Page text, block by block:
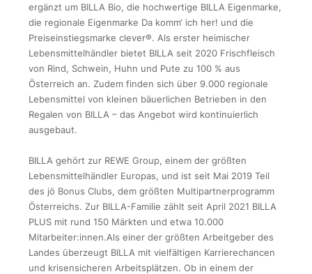
ergänzt um BILLA Bio, die hochwertige BILLA Eigenmarke,
die regionale Eigenmarke Da komm‘ ich her! und die
Preiseinstiegsmarke clever®. Als erster heimischer
Lebensmittelhändler bietet BILLA seit 2020 Frischfleisch
von Rind, Schwein, Huhn und Pute zu 100 % aus
Österreich an. Zudem finden sich über 9.000 regionale
Lebensmittel von kleinen bäuerlichen Betrieben in den
Regalen von BILLA – das Angebot wird kontinuierlich
ausgebaut.
BILLA gehört zur REWE Group, einem der größten
Lebensmittelhändler Europas, und ist seit Mai 2019 Teil
des jö Bonus Clubs, dem größten Multipartnerprogramm
Österreichs. Zur BILLA-Familie zählt seit April 2021 BILLA
PLUS mit rund 150 Märkten und etwa 10.000
Mitarbeiter:innen.Als einer der größten Arbeitgeber des
Landes überzeugt BILLA mit vielfältigen Karrierechancen
und krisensicheren Arbeitsplätzen. Ob in einem der